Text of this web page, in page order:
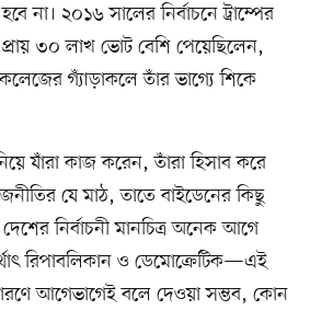
না। ২০১৬ সালের নির্বাচনে ট্রাম্পের
প্রায় ৩০ লাখ ভোট বেশি পেয়েছিলেন,
গ্যাঁড়াকলে তাঁর ভাগ্যে শিকে
যাঁরা কাজ করেন, তাঁরা হিসাব করে
যে মাঠ, তাতে বাইডেনের কিছু
নির্বাচনী মানচিত্র অনেক আগে
রিপাবলিকান ও ডেমোক্রেটিক—এই
আগেভাগেই বলে দেওয়া সম্ভব, কোন